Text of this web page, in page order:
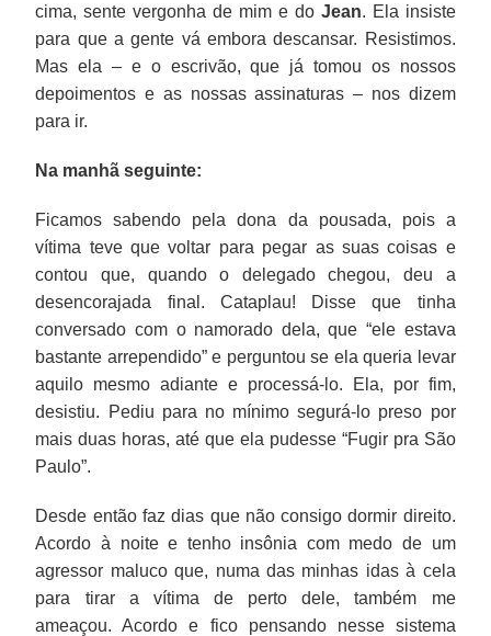
cima, sente vergonha de mim e do Jean. Ela insiste
para que a gente vá embora descansar. Resistimos.
Mas ela – e o escrivão, que já tomou os nossos
depoimentos e as nossas assinaturas – nos dizem
para ir.
Na manhã seguinte:
Ficamos sabendo pela dona da pousada, pois a
vítima teve que voltar para pegar as suas coisas e
contou que, quando o delegado chegou, deu a
desencorajada final. Cataplau! Disse que tinha
conversado com o namorado dela, que “ele estava
bastante arrependido” e perguntou se ela queria levar
aquilo mesmo adiante e processá-lo. Ela, por fim,
desistiu. Pediu para no mínimo segurá-lo preso por
mais duas horas, até que ela pudesse “Fugir pra São
Paulo”.
Desde então faz dias que não consigo dormir direito.
Acordo à noite e tenho insônia com medo de um
agressor maluco que, numa das minhas idas à cela
para tirar a vítima de perto dele, também me
ameaçou. Acordo e fico pensando nesse sistema